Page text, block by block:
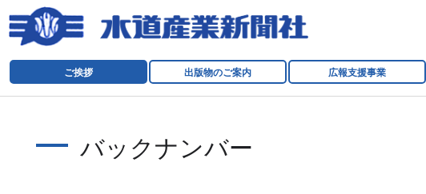
ご挨拶 出版物のご案内 広報支援事業
バックナンバー